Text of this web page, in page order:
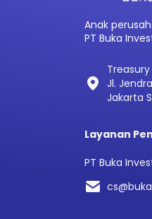
Anak
PT Buka
Jl.
Jakarta
Layanan
PT Buka